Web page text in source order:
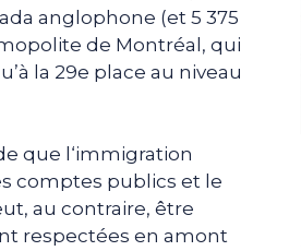
anglophone (et 5 375
de Montréal, qui
la 29e place au niveau
que l‘immigration
comptes publics et le
au contraire, être
respectées en amont